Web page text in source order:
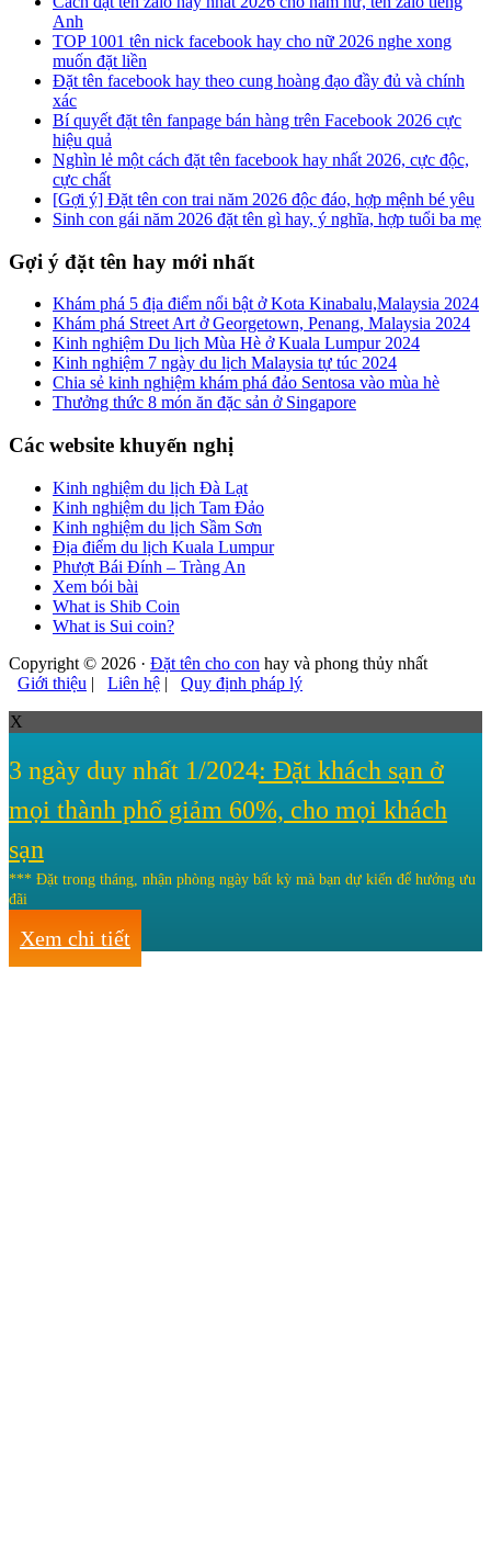
Anh
TOP 1001 tên nick facebook hay cho nữ 2026 nghe xong
muốn đặt liền
Đặt tên facebook hay theo cung hoàng đạo đầy đủ và chính
xác
Bí quyết đặt tên fanpage bán hàng trên Facebook 2026 cực
hiệu quả
Nghìn lẻ một cách đặt tên facebook hay nhất 2026, cực độc,
cực chất
[Gợi ý] Đặt tên con trai năm 2026 độc đáo, hợp mệnh bé yêu
Sinh con gái năm 2026 đặt tên gì hay, ý nghĩa, hợp tuổi ba mẹ
Gợi ý đặt tên hay mới nhất
Khám phá 5 địa điểm nổi bật ở Kota Kinabalu,Malaysia 2024
Khám phá Street Art ở Georgetown, Penang, Malaysia 2024
Kinh nghiệm Du lịch Mùa Hè ở Kuala Lumpur 2024
Kinh nghiệm 7 ngày du lịch Malaysia tự túc 2024
Chia sẻ kinh nghiệm khám phá đảo Sentosa vào mùa hè
Thưởng thức 8 món ăn đặc sản ở Singapore
Các website khuyến nghị
Kinh nghiệm du lịch Đà Lạt
Kinh nghiệm du lịch Tam Đảo
Kinh nghiệm du lịch Sầm Sơn
Địa điểm du lịch Kuala Lumpur
Phượt Bái Đính – Tràng An
Xem bói bài
What is Shib Coin
What is Sui coin?
Copyright © 2026 · Đặt tên cho con hay và phong thủy nhất
Giới thiệu | Liên hệ | Quy định pháp lý
X
3 ngày duy nhất 1/2024: Đặt khách sạn ở
mọi thành phố giảm 60%, cho mọi khách
sạn
*** Đặt trong tháng, nhận phòng ngày bất kỳ mà bạn dự kiến để hưởng ưu
đãi
Xem chi tiết